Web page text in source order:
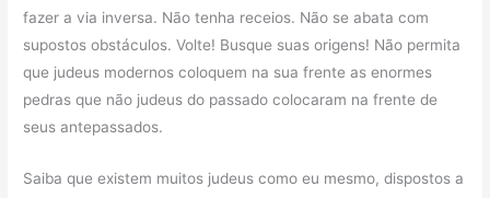
fazer a via inversa. Não tenha receios. Não se abata com
supostos obstáculos. Volte! Busque suas origens! Não permita
que judeus modernos coloquem na sua frente as enormes
pedras que não judeus do passado colocaram na frente de
seus antepassados.
Saiba que existem muitos judeus como eu mesmo, dispostos a